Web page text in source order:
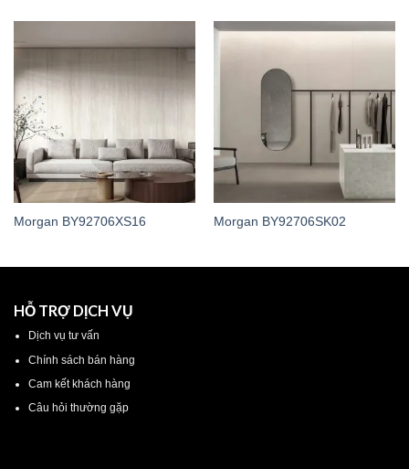
Morgan BY92706XS16 Morgan BY92706SK02
HỖ TRỢ DỊCH VỤ
Dịch vụ tư vấn
Chính sách bán hàng
Cam kết khách hàng
Câu hỏi thường gặp